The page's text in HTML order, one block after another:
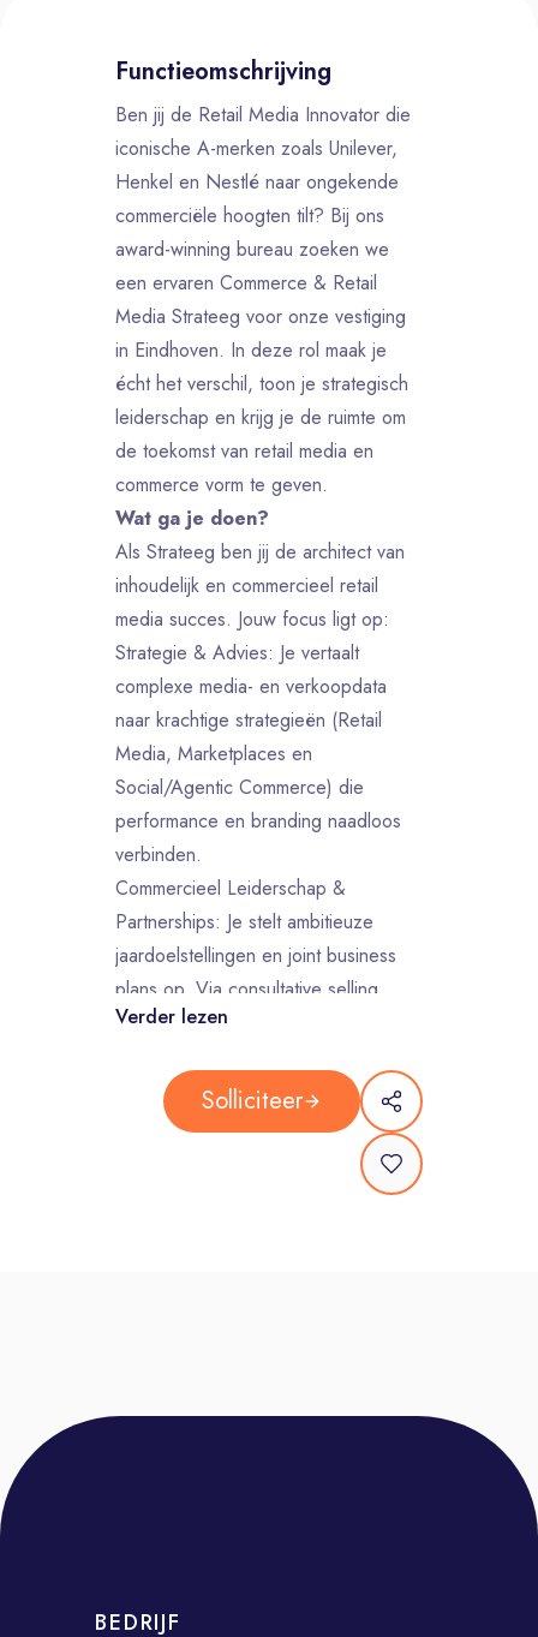
Functieomschrijving
Ben jij de Retail Media Innovator die
iconische A-merken zoals Unilever,
Henkel en Nestlé naar ongekende
commerciële hoogten tilt? Bij ons
award-winning bureau zoeken we
een ervaren Commerce & Retail
Media Strateeg voor onze vestiging
in Eindhoven. In deze rol maak je
écht het verschil, toon je strategisch
leiderschap en krijg je de ruimte om
de toekomst van retail media en
commerce vorm te geven.
Wat ga je doen?
Als Strateeg ben jij de architect van
inhoudelijk en commercieel retail
media succes. Jouw focus ligt op:
Strategie & Advies: Je vertaalt
complexe media- en verkoopdata
naar krachtige strategieën (Retail
Media, Marketplaces en
Social/Agentic Commerce) die
performance en branding naadloos
verbinden.
Commercieel Leiderschap &
Partnerships: Je stelt ambitieuze
jaardoelstellingen en joint business
plans op. Via consultative selling
ontwikkel en presenteer je
verwachtingen van onze A-merken
overtreffen.
Campagneregie: Je behoudt het
practices om je omgeving te
2 tot 5 jaar werkervaring in een
Verder lezen
Solliciteer
BEDRIJF